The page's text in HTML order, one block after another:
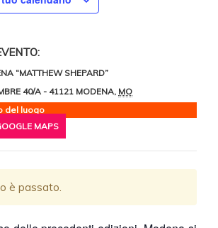
“MATTHEW SHEPARD”
40/A - 41121 MODENA, MO
del luogo
MAPS
è passato.